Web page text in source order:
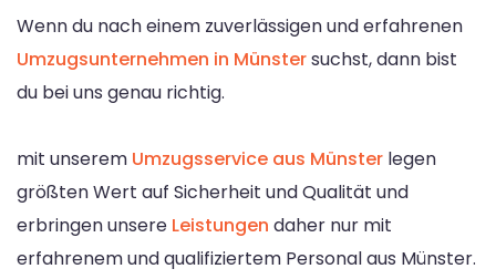
Wenn du nach einem zuverlässigen und erfahrenen
Umzugsunternehmen in Münstersuchst, dann bist
du bei uns genau richtig.
mit unserem Umzugsservice aus Münster legen
größten Wert auf Sicherheit und Qualität und
erbringen unsere Leistungen daher nur mit
erfahrenem und qualifiziertem Personal aus Münster.